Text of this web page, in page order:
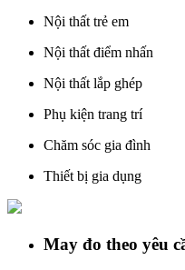
Nội thất trẻ em
Nội thất điểm nhấn
Nội thất lắp ghép
Phụ kiện trang trí
Chăm sóc gia đình
Thiết bị gia dụng
May đo theo yêu